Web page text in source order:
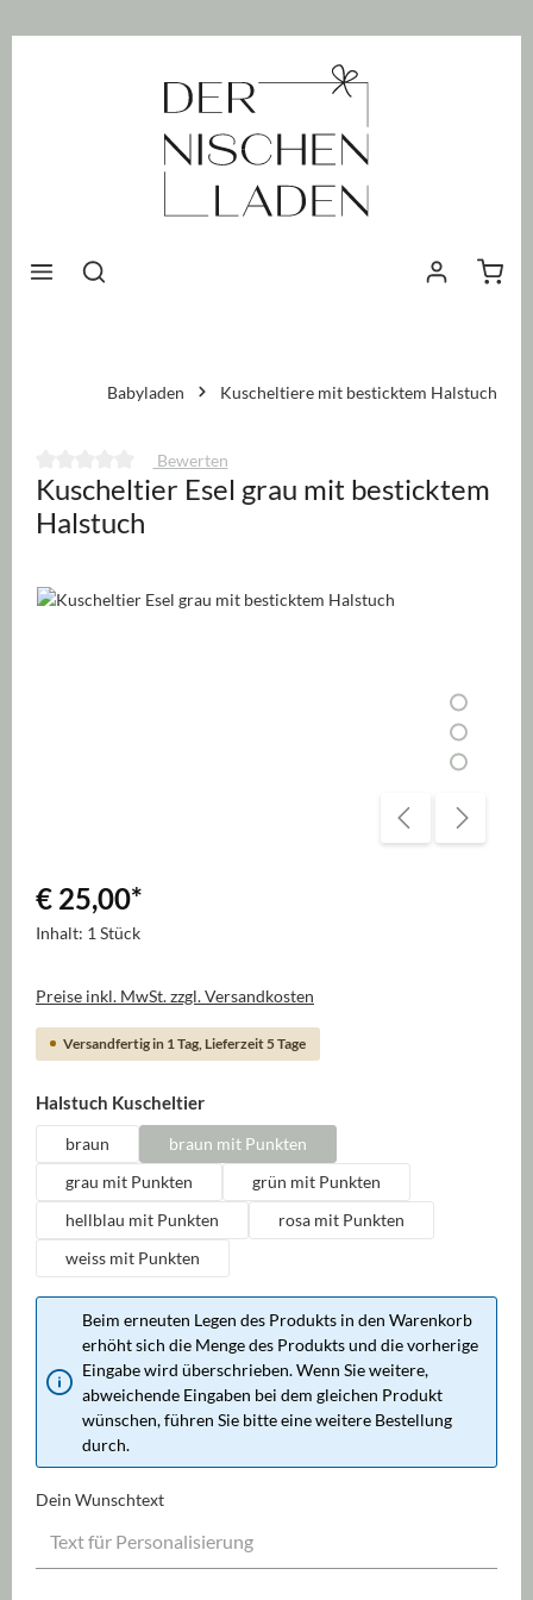
Babyladen Kuscheltiere mit besticktem Halstuch
Durchschnittliche Bewertung von 0 von 5 Sternen
Bewerten
Kuscheltier Esel grau mit besticktem
Halstuch
Bildergalerie überspringen
€ 25,00*
Inhalt: 1 Stück
Preise inkl. MwSt. zzgl. Versandkosten
Versandfertig in 1 Tag, Lieferzeit 5 Tage
Halstuch Kuscheltierauswählen
braun
braun mit Punkten
grau mit Punkten
grün mit Punkten
hellblau mit Punkten
rosa mit Punkten
weiss mit Punkten
Beim erneuten Legen des Produkts in den Warenkorb
erhöht sich die Menge des Produkts und die vorherige
Eingabe wird überschrieben. Wenn Sie weitere,
abweichende Eingaben bei dem gleichen Produkt
wünschen, führen Sie bitte eine weitere Bestellung
durch.
Dein Wunschtext